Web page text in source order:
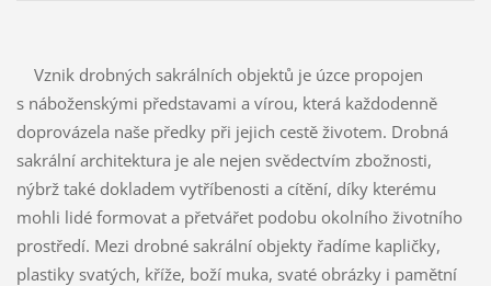
Vznik drobných sakrálních objektů je úzce propojen
s náboženskými představami a vírou, která každodenně
doprovázela naše předky při jejich cestě životem. Drobná
sakrální architektura je ale nejen svědectvím zbožnosti,
nýbrž také dokladem vytříbenosti a cítění, díky kterému
mohli lidé formovat a přetvářet podobu okolního životního
prostředí. Mezi drobné sakrální objekty řadíme kapličky,
plastiky svatých, kříže, boží muka, svaté obrázky i pamětní